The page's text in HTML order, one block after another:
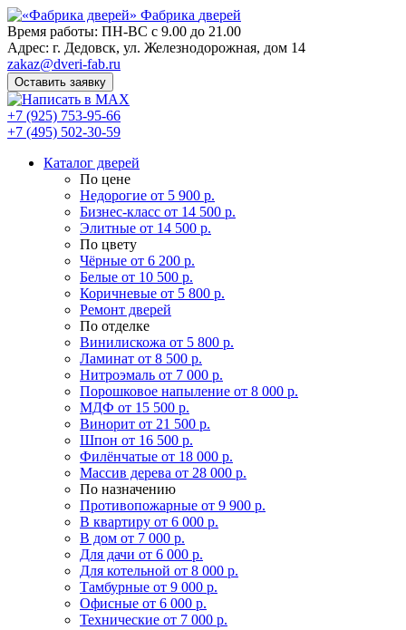
Фабрика дверей
Время работы: ПН-ВС с 9.00 до 21.00
Адрес: г. Дедовск, ул. Железнодорожная, дом 14
zakaz@dveri-fab.ru
Оставить заявку
+7 (925) 753-95-66
+7 (495) 502-30-59
Каталог дверей
По цене
Недорогие от 5 900 р.
Бизнес-класс от 14 500 р.
Элитные от 14 500 р.
По цвету
Чёрные от 6 200 р.
Белые от 10 500 р.
Коричневые от 5 800 р.
Ремонт дверей
По отделке
Винилискожа от 5 800 р.
Ламинат от 8 500 р.
Нитроэмаль от 7 000 р.
Порошковое напыление от 8 000 р.
МДФ от 15 500 р.
Винорит от 21 500 р.
Шпон от 16 500 р.
Филёнчатые от 18 000 р.
Массив дерева от 28 000 р.
По назначению
Противопожарные от 9 900 р.
В квартиру от 6 000 р.
В дом от 7 000 р.
Для дачи от 6 000 р.
Для котельной от 8 000 р.
Тамбурные от 9 000 р.
Офисные от 6 000 р.
Технические от 7 000 р.